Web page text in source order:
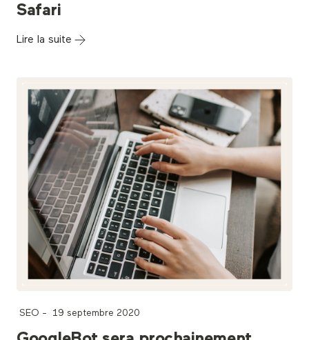
Safari
Lire la suite
SEO - 19 septembre 2020